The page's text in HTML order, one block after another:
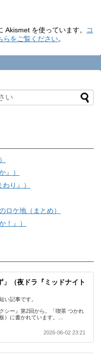
Akismet を使っています。
コ
らをご覧ください。
』）
り』）
ロケ地（まとめ）
！』）
」（夜ドラ『ミッドナイト
い記事です。
シー』第2回から。「喫茶 つかれ
）に書かれています。…
2026-06-02 23:21